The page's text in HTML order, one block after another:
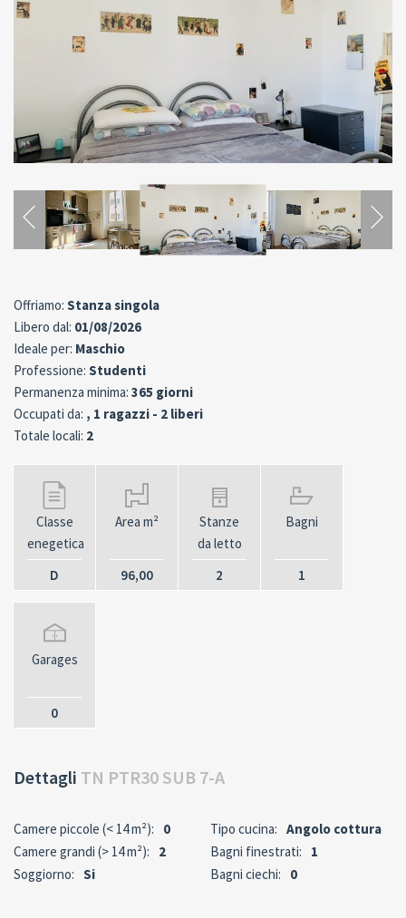
Offriamo: Stanza singola
Libero dal: 01/08/2026
Ideale per: Maschio
Professione: Studenti
Permanenza minima: 365 giorni
Occupati da: , 1 ragazzi - 2 liberi
Totale locali: 2
Classe
enegetica
D
Area m²
96,00
Stanze
da letto
2
Bagni
1
Garages
0
Dettagli TN PTR30 SUB 7-A
Camere piccole (< 14 m²):
0
Camere grandi (> 14 m²):
2
Soggiorno: Si
Tipo cucina: Angolo cottura
Bagni finestrati:
1
Bagni ciechi:
0